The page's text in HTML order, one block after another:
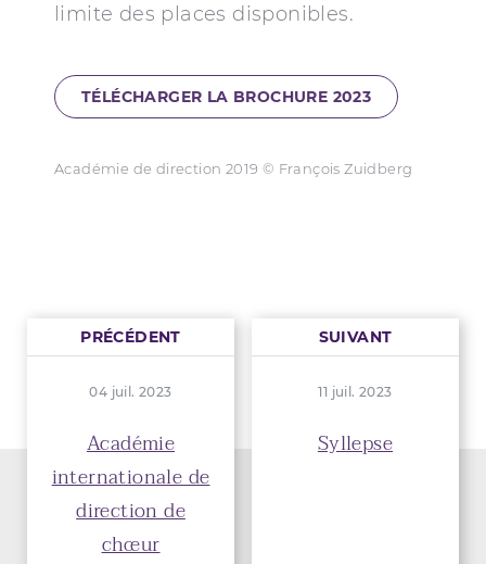
limite des places disponibles.
TÉLÉCHARGER LA BROCHURE 2023
Académie de direction 2019 © François Zuidberg
PRÉCÉDENT
04 juil. 2023
Académie
internationale de
direction de
chœur
SUIVANT
11 juil. 2023
Syllepse